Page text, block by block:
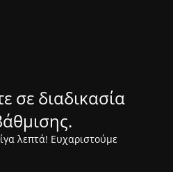
σε διαδικασία
λεπτά! Ευχαριστούμε